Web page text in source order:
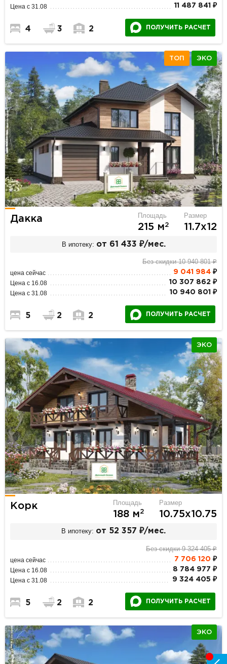
Цена с 31.08 11 487 841 ₽
4 3 2 ПОЛУЧИТЬ РАСЧЕТ
ТОП ЭКО
Дакка Площадь
215 м2
Размер
11.7х12
В ипотеку: от 61 433 ₽/мес.
Без скидки 10 940 801 ₽
цена сейчас 9 041 984₽
Цена с 16.08 10 307 862 ₽
Цена с 31.08 10 940 801 ₽
5 2 2 ПОЛУЧИТЬ РАСЧЕТ
ЭКО
Корк Площадь
188 м2
Размер
10.75х10.75
В ипотеку: от 52 357 ₽/мес.
Без скидки 9 324 405 ₽
цена сейчас 7 706 120 ₽
Цена с 16.08 8 784 977 ₽
Цена с 31.08 9 324 405 ₽
5 2 2 ПОЛУЧИТЬ РАСЧЕТ
ЭКО